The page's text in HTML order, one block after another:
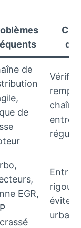
de
de
Vérifier
chaîne
EGR,
éviter
urbain